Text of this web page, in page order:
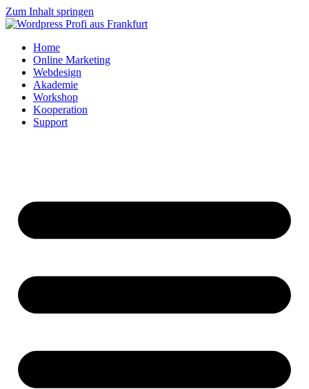
Zum Inhalt springen
Home
Online Marketing
Webdesign
Akademie
Workshop
Kooperation
Support